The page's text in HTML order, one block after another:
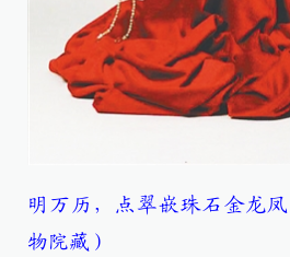
明万历，点翠嵌珠石金龙
物院藏）